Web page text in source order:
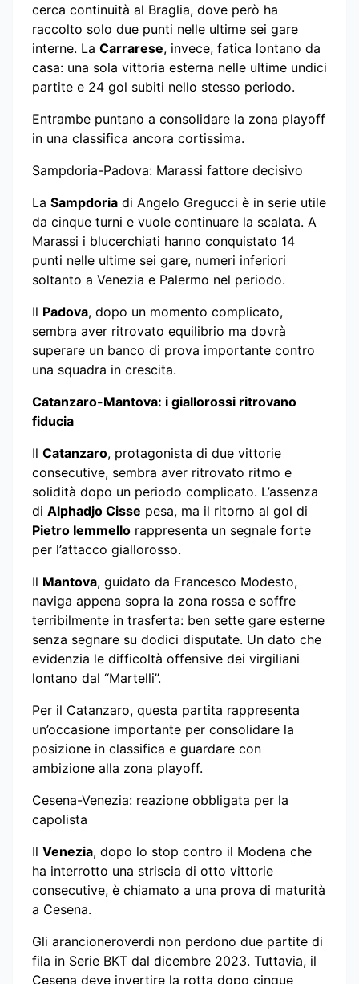
cerca continuità al Braglia, dove però ha
raccolto solo due punti nelle ultime sei gare
interne. La Carrarese, invece, fatica lontano da
casa: una sola vittoria esterna nelle ultime undici
partite e 24 gol subiti nello stesso periodo.
Entrambe puntano a consolidare la zona playoff
in una classifica ancora cortissima.
Sampdoria-Padova: Marassi fattore decisivo
La Sampdoria di Angelo Gregucci è in serie utile
da cinque turni e vuole continuare la scalata. A
Marassi i blucerchiati hanno conquistato 14
punti nelle ultime sei gare, numeri inferiori
soltanto a Venezia e Palermo nel periodo.
Il Padova, dopo un momento complicato,
sembra aver ritrovato equilibrio ma dovrà
superare un banco di prova importante contro
una squadra in crescita.
Catanzaro-Mantova: i giallorossi ritrovano
fiducia
Il Catanzaro, protagonista di due vittorie
consecutive, sembra aver ritrovato ritmo e
solidità dopo un periodo complicato. L’assenza
di Alphadjo Cisse pesa, ma il ritorno al gol di
Pietro Iemmello rappresenta un segnale forte
per l’attacco giallorosso.
Il Mantova, guidato da Francesco Modesto,
naviga appena sopra la zona rossa e soffre
terribilmente in trasferta: ben sette gare esterne
senza segnare su dodici disputate. Un dato che
evidenzia le difficoltà offensive dei virgiliani
lontano dal “Martelli”.
Per il Catanzaro, questa partita rappresenta
un’occasione importante per consolidare la
posizione in classifica e guardare con
ambizione alla zona playoff.
Cesena-Venezia: reazione obbligata per la
capolista
Il Venezia, dopo lo stop contro il Modena che
ha interrotto una striscia di otto vittorie
consecutive, è chiamato a una prova di maturità
a Cesena.
Gli arancioneroverdi non perdono due partite di
fila in Serie BKT dal dicembre 2023. Tuttavia, il
Cesena deve invertire la rotta dopo cinque